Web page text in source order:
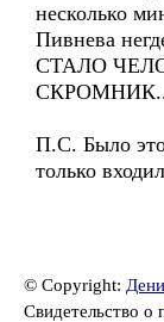
несколько
Пивнева
СТАЛО
П.С. Было
только
© Copyright:
Свидетельство